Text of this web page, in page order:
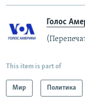
Голос
This item is part of
Мир Политика